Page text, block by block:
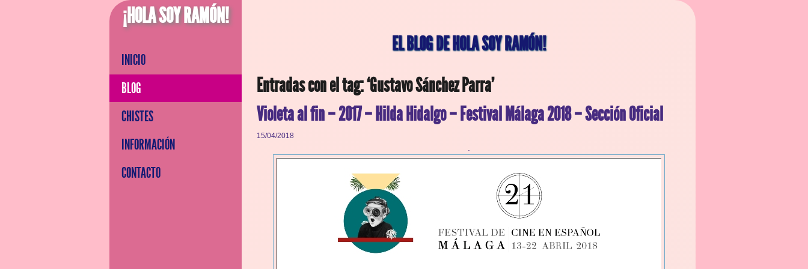
¡HOLA SOY RAMÓN!
INICIO
BLOG
CHISTES
INFORMACIÓN
CONTACTO
EL BLOG DE HOLA SOY RAMÓN!
Entradas con el tag: ‘Gustavo Sánchez Parra’
Violeta al fin – 2017 – Hilda Hidalgo – Festival Málaga 2018 – Sección Oficial
15/04/2018